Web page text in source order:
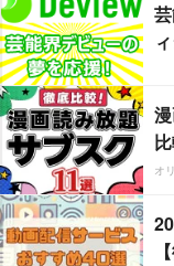
比
オ